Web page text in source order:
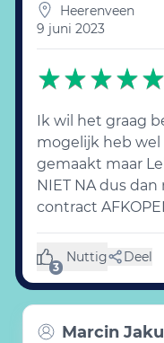
Heerenveen
9 juni 2023
Ik wil het graag
mogelijk heb wel
gemaakt maar
NIET NA dus
contract
3
Nuttig
(3 likes) Deel
Marcin